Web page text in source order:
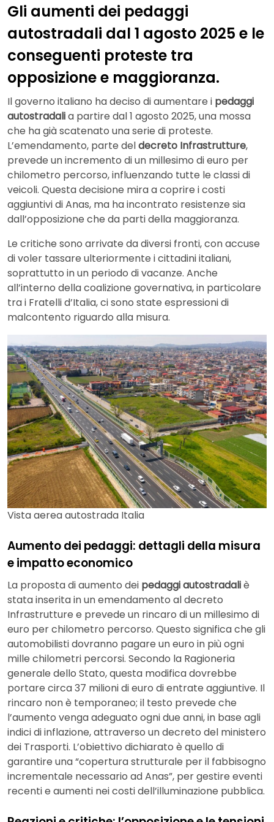
Gli aumenti dei pedaggi
autostradali dal 1 agosto 2025 e le
conseguenti proteste tra
opposizione e maggioranza.
Il governo italiano ha deciso di aumentare i pedaggi
autostradalia partire dal 1 agosto 2025, una mossa
che ha già scatenato una serie di proteste.
L’emendamento, parte deldecreto Infrastrutture,
prevede un incremento di un millesimo di euro per
chilometro percorso, influenzando tutte le classi di
veicoli. Questa decisione mira a coprire i costi
aggiuntivi di Anas, ma ha incontrato resistenze sia
dall’opposizione che da parti della maggioranza.
Le critiche sono arrivate da diversi fronti, con accuse
di voler tassare ulteriormente i cittadini italiani,
soprattutto in un periodo di vacanze. Anche
all’interno della coalizione governativa, in particolare
tra i Fratelli d’Italia, ci sono state espressioni di
malcontento riguardo alla misura.
Vista aerea autostrada Italia
Aumento dei pedaggi: dettagli della misura
e impatto economico
La proposta di aumento dei pedaggi autostradaliè
stata inserita in un emendamento al decreto
Infrastrutture e prevede un rincaro di un millesimo di
euro per chilometro percorso. Questo significa che gli
automobilisti dovranno pagare un euro in più ogni
mille chilometri percorsi. Secondo la Ragioneria
generale dello Stato, questa modifica dovrebbe
portare circa 37 milioni di euro di entrate aggiuntive. Il
rincaro non è temporaneo; il testo prevede che
l’aumento venga adeguato ogni due anni, in base agli
indici di inflazione, attraverso un decreto del ministero
dei Trasporti. L’obiettivo dichiarato è quello di
garantire una “copertura strutturale per il fabbisogno
incrementale necessario ad Anas”, per gestire eventi
recenti e aumenti nei costi dell’illuminazione pubblica.